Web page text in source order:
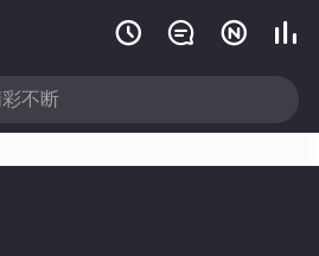
   